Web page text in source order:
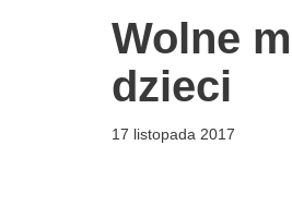
Wolne
dzieci
17 listopada 2017